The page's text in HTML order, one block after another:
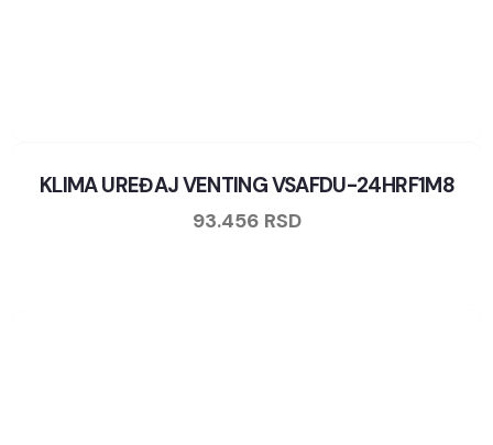
KLIMA UREĐAJ VENTING VSAFDU-24HRF1M8
93.456 RSD